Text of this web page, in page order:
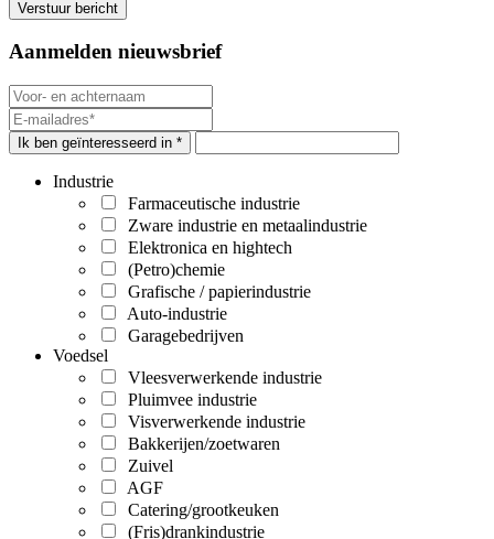
Aanmelden nieuwsbrief
Ik ben geïnteresseerd in *
Industrie
Farmaceutische industrie
Zware industrie en metaalindustrie
Elektronica en hightech
(Petro)chemie
Grafische / papierindustrie
Auto-industrie
Garagebedrijven
Voedsel
Vleesverwerkende industrie
Pluimvee industrie
Visverwerkende industrie
Bakkerijen/zoetwaren
Zuivel
AGF
Catering/grootkeuken
(Fris)drankindustrie